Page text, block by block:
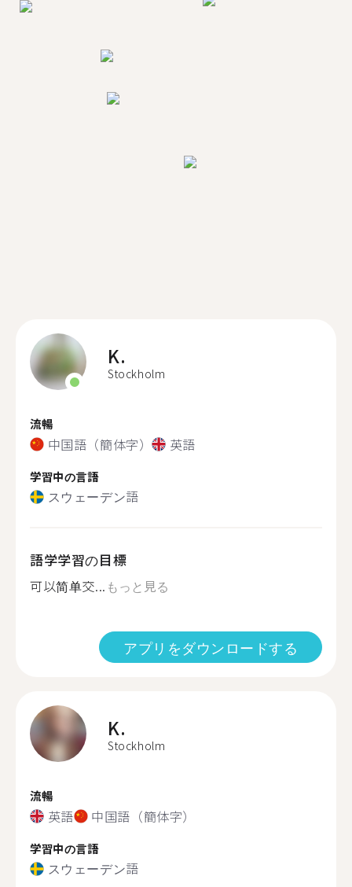
K.
Stockholm
流暢
中国語（簡体字） 英語
学習中の言語
スウェーデン語
語学学習の目標
可以简单交... もっと見る
アプリをダウンロードする
K.
Stockholm
流暢
英語 中国語（簡体字）
学習中の言語
スウェーデン語